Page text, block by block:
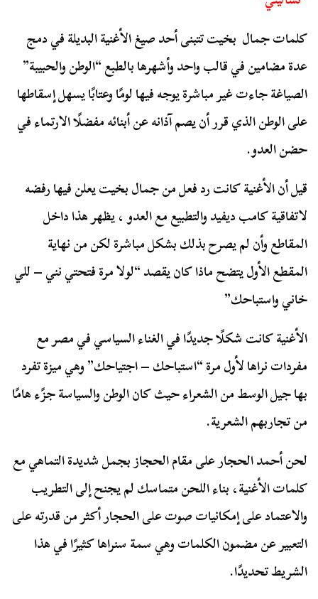
كلمات جمال بخيت تتبنى أحد صيغ الأغنية البديلة في دمج
عدة مضامين في قالب واحد وأشهرها بالطبع “الوطن والحبيبة”
الصياغة جاءت غير مباشرة يوجه فيها لومًا وعتابًا يسهل إسقاطها
على الوطن الذي قرر أن يصم آذانه عن أبنائه مفضلًا الارتماء في
حضن العدو.
قيل أن الأغنية كانت رد فعل من جمال بخيت يعلن فيها رفضه
لاتفاقية كامب ديفيد والتطبيع مع العدو ، يظهر هذا داخل
المقاطع وأن لم يصرح بذلك بشكل مباشرة لكن من نهاية
المقطع الأول يتضح ماذا كان يقصد “لولا مرة فتحتي نني – للي
خاني واستباحك”
الأغنية كانت شكلًا جديدًا في الغناء السياسي في مصر مع
مفردات نراها لأول مرة “استباحك – اجتياحك” وهي ميزة تفرد
بها جيل الوسط من الشعراء حيث كان الوطن والسياسة جزًء هامًا
من تجاربهم الشعرية.
لحن أحمد الحجار على مقام الحجاز بجمل شديدة التماهي مع
كلمات الأغنية، بناء اللحن متماسك لم يجنح إلى التطريب
والاعتماد على إمكانيات صوت على الحجار أكثر من قدرته على
التعبير عن مضمون الكلمات وهي سمة سنراها كثيرًا في هذا
الشريط تحديدًا.